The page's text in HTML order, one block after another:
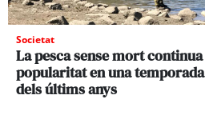
Societat
La pesca sense mort
popularitat en una
dels últims anys